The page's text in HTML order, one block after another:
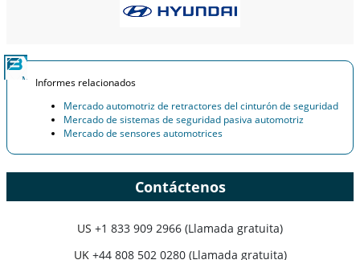
Informes relacionados
Mercado automotriz de retractores del cinturón de seguridad
Mercado de sistemas de seguridad pasiva automotriz
Mercado de sensores automotrices
Contáctenos
US +1 833 909 2966 (Llamada gratuita)
UK +44 808 502 0280 (Llamada gratuita)